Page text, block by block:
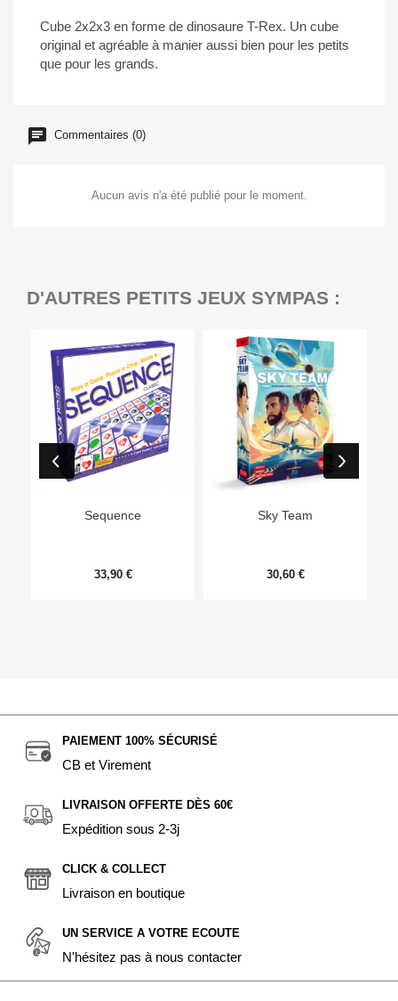
Cube 2x2x3 en forme de dinosaure T-Rex. Un cube
original et agréable à manier aussi bien pour les petits
que pour les grands.
Commentaires (0)
Aucun avis n'a été publié pour le moment.
D'AUTRES PETITS JEUX SYMPAS :
Sequence
33,90 €
Sky Team
30,60 €
PAIEMENT 100% SÉCURISÉ
CB et Virement
LIVRAISON OFFERTE DÈS 60€
Expédition sous 2-3j
CLICK & COLLECT
Livraison en boutique
UN SERVICE A VOTRE ECOUTE
N'hésitez pas à nous contacter